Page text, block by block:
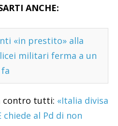
ANCHE:
«in prestito» alla
militari ferma a un
contro tutti: «Italia divisa
chiede al Pd di non